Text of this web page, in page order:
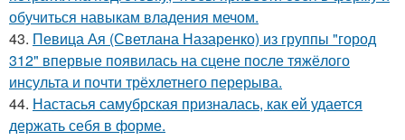
обучиться навыкам владения мечом.
43. Певица Ая (Светлана Назаренко) из группы "город
312" впервые появилась на сцене после тяжёлого
инсульта и почти трёхлетнего перерыва.
44. Настасья самубрская призналась, как ей удается
держать себя в форме.